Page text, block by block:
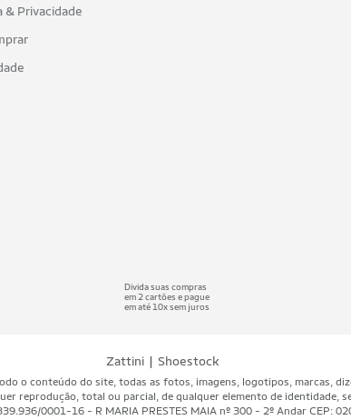
& Privacidade
Divida suas compras
em 2 cartões e pague
em até 10x sem juros
Zattini | Shoestock
o conteúdo do site, todas as fotos, imagens, logotipos, marcas,
reprodução, total ou parcial, de qualquer elemento de
0001-16 - R MARIA PRESTES MAIA nº 300 - 2º Andar CEP: